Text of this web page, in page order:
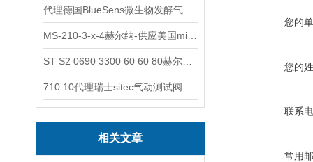
710.10代理瑞士sitec气动测试阀
相关文章
您的
您的
联系
常用